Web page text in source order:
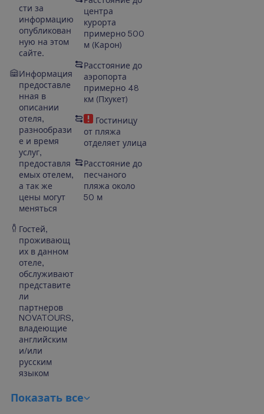
сти за
информацию
опубликован
ную на этом
сайте.
Информация
предоставле
нная в
описании
отеля,
разнообрази
е и время
услуг,
предоставля
емых отелем,
а так же
цены могут
меняться
Гостей,
проживающ
их в данном
отеле,
обслуживают
представите
ли
партнеров
NOVATOURS,
владеющие
английским
и/или
русским
языком
центра
курорта
примерно 500
м (Карон)
Расстояние до
аэропорта
примерно 48
км (Пхукет)
Гостиницу
от пляжа
отделяет улица
Расстояние до
песчаного
пляжа около
50 м
Показать все